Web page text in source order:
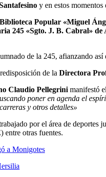
y en estos momentos
Biblioteca Popular «Miguel
245 «Sgto. J. B. Cabral»
de la 245, afianzando
de la Directora
Claudio Pellegrini manifestó
poner en agenda el
y otros detalles»
por el área de
otras fuentes.
a Monigotes